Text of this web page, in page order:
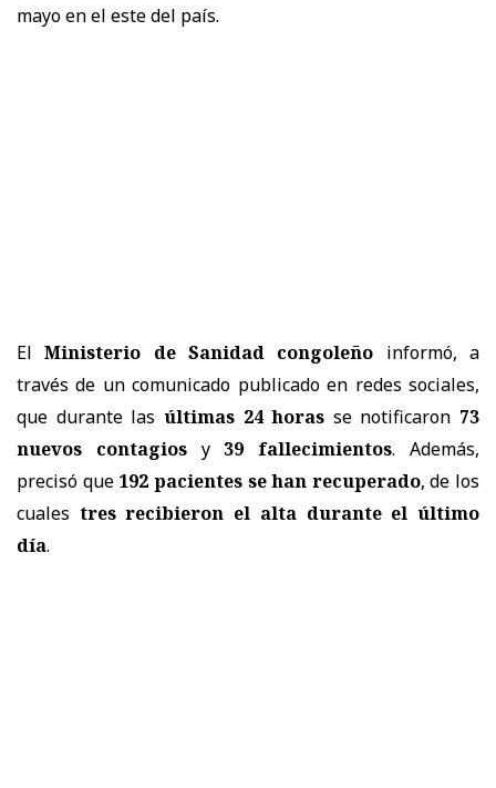
mayo en el este del país.
ElMinisterio de Sanidad congoleño informó, a
través de un comunicado publicado en redes sociales,
que durante las últimas 24 horas se notificaron 73
nuevos contagiosy 39 fallecimientos. Además,
precisó que 192 pacientes se han recuperado, de los
cuales tres recibieron el alta durante el último
día.